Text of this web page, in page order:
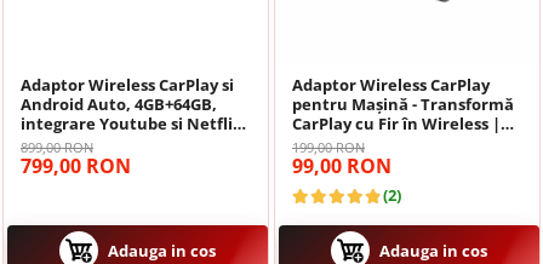
Navigatii KIA
Navigatii Mazda
Adaptor Wireless CarPlay si
Android Auto, 4GB+64GB,
integrare Youtube si Netflix
pe sisteme OEM
899,00 RON
799,00 RON
Adauga in cos
Adaptor Wireless CarPlay
pentru Mașină - Transformă
CarPlay cu Fir în Wireless |
Compatibil cu Peste 600
Modele Auto | Conexiune
Rapidă și Stabilă 5GHz WiFi
199,00 RON
99,00 RON
(2)
Adauga in cos